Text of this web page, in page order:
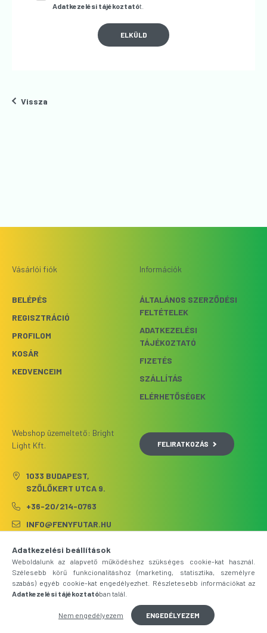
Adatkezelési tájékoztatót.
ELKÜLD
Vissza
Vásárlói fiók
BELÉPÉS
REGISZTRÁCIÓ
PROFILOM
KOSÁR
KEDVENCEIM
Információk
ÁLTALÁNOS SZERZŐDÉSI
FELTÉTELEK
ADATKEZELÉSI
TÁJÉKOZTATÓ
FIZETÉS
SZÁLLÍTÁS
ELÉRHETŐSÉGEK
Webshop üzemeltető: Bright
Light Kft.
1033 BUDAPEST,
SZŐLŐKERT UTCA 9.
+36-20/214-0763
INFO@FENYFUTAR.HU
FELIRATKOZÁS
Árukereső.hu
Adatkezelési beállítások
Weboldalunk az alapvető működéshez szükséges cookie-kat használ.
Szélesebb körű funkcionalitáshoz (marketing, statisztika, személyre
szabás) egyéb cookie-kat engedélyezhet. Részletesebb információkat az
Adatkezelési tájékoztatóban talál.
Nem engedélyezem ENGEDÉLYEZEM